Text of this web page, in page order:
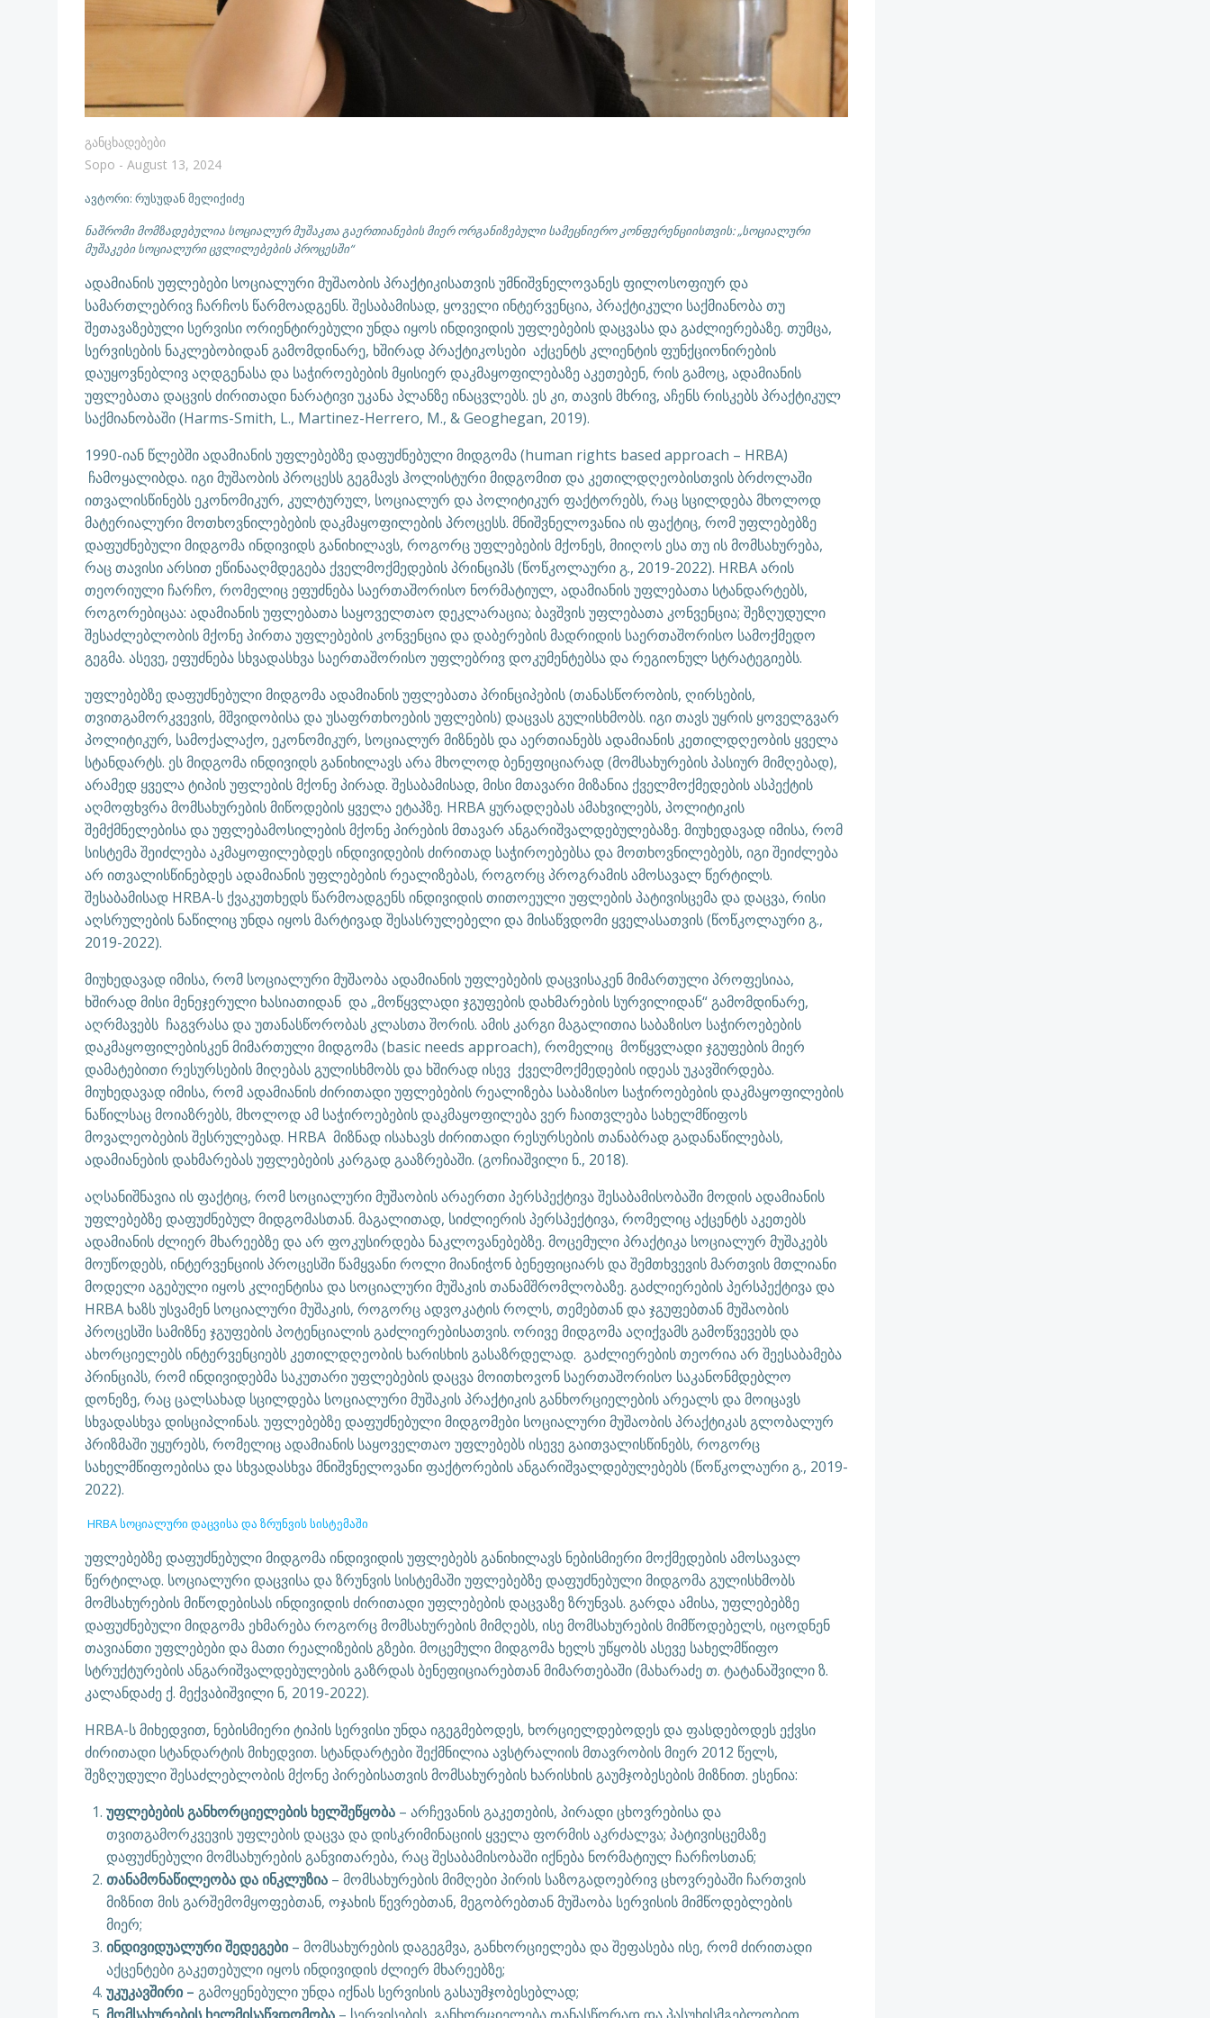
Განცხადებები
Sopo - August 13, 2024
ავტორი: რუსუდან მელიქიძე
ნაშრომი მომზადებულია სოციალურ მუშაკთა გაერთიანების მიერ ორგანიზებული სამეცნიერო კონფერენციისთვის: „სოციალური
მუშაკები სოციალური ცვლილებების პროცესში“
ადამიანის უფლებები სოციალური მუშაობის პრაქტიკისათვის უმნიშვნელოვანეს ფილოსოფიურ და
სამართლებრივ ჩარჩოს წარმოადგენს. შესაბამისად, ყოველი ინტერვენცია, პრაქტიკული საქმიანობა თუ
შეთავაზებული სერვისი ორიენტირებული უნდა იყოს ინდივიდის უფლებების დაცვასა და გაძლიერებაზე. თუმცა,
სერვისების ნაკლებობიდან გამომდინარე, ხშირად პრაქტიკოსები აქცენტს კლიენტის ფუნქციონირების
დაუყოვნებლივ აღდგენასა და საჭიროებების მყისიერ დაკმაყოფილებაზე აკეთებენ, რის გამოც, ადამიანის
უფლებათა დაცვის ძირითადი ნარატივი უკანა პლანზე ინაცვლებს. ეს კი, თავის მხრივ, აჩენს რისკებს პრაქტიკულ
საქმიანობაში (Harms-Smith, L., Martinez-Herrero, M., & Geoghegan, 2019).
1990-იან წლებში ადამიანის უფლებებზე დაფუძნებული მიდგომა (human rights based approach – HRBA)
ჩამოყალიბდა. იგი მუშაობის პროცესს გეგმავს ჰოლისტური მიდგომით და კეთილდღეობისთვის ბრძოლაში
ითვალისწინებს ეკონომიკურ, კულტურულ, სოციალურ და პოლიტიკურ ფაქტორებს, რაც სცილდება მხოლოდ
მატერიალური მოთხოვნილებების დაკმაყოფილების პროცესს. მნიშვნელოვანია ის ფაქტიც, რომ უფლებებზე
დაფუძნებული მიდგომა ინდივიდს განიხილავს, როგორც უფლებების მქონეს, მიიღოს ესა თუ ის მომსახურება,
რაც თავისი არსით ეწინააღმდეგება ქველმოქმედების პრინციპს (წოწკოლაური გ., 2019-2022). HRBA არის
თეორიული ჩარჩო, რომელიც ეფუძნება საერთაშორისო ნორმატიულ, ადამიანის უფლებათა სტანდარტებს,
როგორებიცაა: ადამიანის უფლებათა საყოველთაო დეკლარაცია; ბავშვის უფლებათა კონვენცია; შეზღუდული
შესაძლებლობის მქონე პირთა უფლებების კონვენცია და დაბერების მადრიდის საერთაშორისო სამოქმედო
გეგმა. ასევე, ეფუძნება სხვადასხვა საერთაშორისო უფლებრივ დოკუმენტებსა და რეგიონულ სტრატეგიებს.
უფლებებზე დაფუძნებული მიდგომა ადამიანის უფლებათა პრინციპების (თანასწორობის, ღირსების,
თვითგამორკვევის, მშვიდობისა და უსაფრთხოების უფლების) დაცვას გულისხმობს. იგი თავს უყრის ყოველგვარ
პოლიტიკურ, სამოქალაქო, ეკონომიკურ, სოციალურ მიზნებს და აერთიანებს ადამიანის კეთილდღეობის ყველა
სტანდარტს. ეს მიდგომა ინდივიდს განიხილავს არა მხოლოდ ბენეფიციარად (მომსახურების პასიურ მიმღებად),
არამედ ყველა ტიპის უფლების მქონე პირად. შესაბამისად, მისი მთავარი მიზანია ქველმოქმედების ასპექტის
აღმოფხვრა მომსახურების მიწოდების ყველა ეტაპზე. HRBA ყურადღებას ამახვილებს, პოლიტიკის
შემქმნელებისა და უფლებამოსილების მქონე პირების მთავარ ანგარიშვალდებულებაზე. მიუხედავად იმისა, რომ
სისტემა შეიძლება აკმაყოფილებდეს ინდივიდების ძირითად საჭიროებებსა და მოთხოვნილებებს, იგი შეიძლება
არ ითვალისწინებდეს ადამიანის უფლებების რეალიზებას, როგორც პროგრამის ამოსავალ წერტილს.
შესაბამისად HRBA-ს ქვაკუთხედს წარმოადგენს ინდივიდის თითოეული უფლების პატივისცემა და დაცვა, რისი
აღსრულების ნაწილიც უნდა იყოს მარტივად შესასრულებელი და მისაწვდომი ყველასათვის (წოწკოლაური გ.,
2019-2022).
მიუხედავად იმისა, რომ სოციალური მუშაობა ადამიანის უფლებების დაცვისაკენ მიმართული პროფესიაა,
ხშირად მისი მენეჯერული ხასიათიდან და „მოწყვლადი ჯგუფების დახმარების სურვილიდან“ გამომდინარე,
აღრმავებს ჩაგვრასა და უთანასწორობას კლასთა შორის. ამის კარგი მაგალითია საბაზისო საჭიროებების
დაკმაყოფილებისკენ მიმართული მიდგომა (basic needs approach), რომელიც მოწყვლადი ჯგუფების მიერ
დამატებითი რესურსების მიღებას გულისხმობს და ხშირად ისევ ქველმოქმედების იდეას უკავშირდება.
მიუხედავად იმისა, რომ ადამიანის ძირითადი უფლებების რეალიზება საბაზისო საჭიროებების დაკმაყოფილების
ნაწილსაც მოიაზრებს, მხოლოდ ამ საჭიროებების დაკმაყოფილება ვერ ჩაითვლება სახელმწიფოს
მოვალეობების შესრულებად. HRBA მიზნად ისახავს ძირითადი რესურსების თანაბრად გადანაწილებას,
ადამიანების დახმარებას უფლებების კარგად გააზრებაში. (გოჩიაშვილი ნ., 2018).
აღსანიშნავია ის ფაქტიც, რომ სოციალური მუშაობის არაერთი პერსპექტივა შესაბამისობაში მოდის ადამიანის
უფლებებზე დაფუძნებულ მიდგომასთან. მაგალითად, სიძლიერის პერსპექტივა, რომელიც აქცენტს აკეთებს
ადამიანის ძლიერ მხარეებზე და არ ფოკუსირდება ნაკლოვანებებზე. მოცემული პრაქტიკა სოციალურ მუშაკებს
მოუწოდებს, ინტერვენციის პროცესში წამყვანი როლი მიანიჭონ ბენეფიციარს და შემთხვევის მართვის მთლიანი
მოდელი აგებული იყოს კლიენტისა და სოციალური მუშაკის თანამშრომლობაზე. გაძლიერების პერსპექტივა და
HRBA ხაზს უსვამენ სოციალური მუშაკის, როგორც ადვოკატის როლს, თემებთან და ჯგუფებთან მუშაობის
პროცესში სამიზნე ჯგუფების პოტენციალის გაძლიერებისათვის. ორივე მიდგომა აღიქვამს გამოწვევებს და
ახორციელებს ინტერვენციებს კეთილდღეობის ხარისხის გასაზრდელად. გაძლიერების თეორია არ შეესაბამება
პრინციპს, რომ ინდივიდებმა საკუთარი უფლებების დაცვა მოითხოვონ საერთაშორისო საკანონმდებლო
დონეზე, რაც ცალსახად სცილდება სოციალური მუშაკის პრაქტიკის განხორციელების არეალს და მოიცავს
სხვადასხვა დისციპლინას. უფლებებზე დაფუძნებული მიდგომები სოციალური მუშაობის პრაქტიკას გლობალურ
პრიზმაში უყურებს, რომელიც ადამიანის საყოველთაო უფლებებს ისევე გაითვალისწინებს, როგორც
სახელმწიფოებისა და სხვადასხვა მნიშვნელოვანი ფაქტორების ანგარიშვალდებულებებს (წოწკოლაური გ., 2019-
2022).
HRBA სოციალური დაცვისა და ზრუნვის სისტემაში
უფლებებზე დაფუძნებული მიდგომა ინდივიდის უფლებებს განიხილავს ნებისმიერი მოქმედების ამოსავალ
წერტილად. სოციალური დაცვისა და ზრუნვის სისტემაში უფლებებზე დაფუძნებული მიდგომა გულისხმობს
მომსახურების მიწოდებისას ინდივიდის ძირითადი უფლებების დაცვაზე ზრუნვას. გარდა ამისა, უფლებებზე
დაფუძნებული მიდგომა ეხმარება როგორც მომსახურების მიმღებს, ისე მომსახურების მიმწოდებელს, იცოდნენ
თავიანთი უფლებები და მათი რეალიზების გზები. მოცემული მიდგომა ხელს უწყობს ასევე სახელმწიფო
სტრუქტურების ანგარიშვალდებულების გაზრდას ბენეფიციარებთან მიმართებაში (მახარაძე თ. ტატანაშვილი ზ.
კალანდაძე ქ. მექვაბიშვილი ნ, 2019-2022).
HRBA-ს მიხედვით, ნებისმიერი ტიპის სერვისი უნდა იგეგმებოდეს, ხორციელდებოდეს და ფასდებოდეს ექვსი
ძირითადი სტანდარტის მიხედვით. სტანდარტები შექმნილია ავსტრალიის მთავრობის მიერ 2012 წელს,
შეზღუდული შესაძლებლობის მქონე პირებისათვის მომსახურების ხარისხის გაუმჯობესების მიზნით. ესენია:
უფლებების განხორციელების ხელშეწყობა – არჩევანის გაკეთების, პირადი ცხოვრებისა და
თვითგამორკვევის უფლების დაცვა და დისკრიმინაციის ყველა ფორმის აკრძალვა; პატივისცემაზე
დაფუძნებული მომსახურების განვითარება, რაც შესაბამისობაში იქნება ნორმატიულ ჩარჩოსთან;
თანამონაწილეობა და ინკლუზია – მომსახურების მიმღები პირის საზოგადოებრივ ცხოვრებაში ჩართვის
მიზნით მის გარშემომყოფებთან, ოჯახის წევრებთან, მეგობრებთან მუშაობა სერვისის მიმწოდებლების
მიერ;
ინდივიდუალური შედეგები – მომსახურების დაგეგმვა, განხორციელება და შეფასება ისე, რომ ძირითადი
აქცენტები გაკეთებული იყოს ინდივიდის ძლიერ მხარეებზე;
უკუკავშირი – გამოყენებული უნდა იქნას სერვისის გასაუმჯობესებლად;